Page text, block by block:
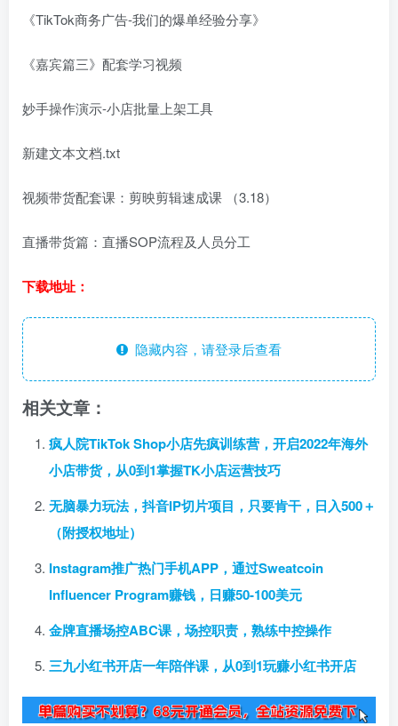
《TikTok商务广告-我们的爆单经验分享》
《嘉宾篇三》配套学习视频
妙手操作演示-小店批量上架工具
新建文本文档.txt
视频带货配套课：剪映剪辑速成课 （3.18）
直播带货篇：直播SOP流程及人员分工
下载地址：
隐藏内容，请登录后查看
相关文章：
疯人院TikTok Shop小店先疯训练营，开启2022年海外
小店带货，从0到1掌握TK小店运营技巧
无脑暴力玩法，抖音IP切片项目，只要肯干，日入500＋
（附授权地址）
Instagram推广热门手机APP，通过Sweatcoin
Influencer Program赚钱，日赚50-100美元
金牌直播场控ABC课，场控职责，熟练中控操作
三九小红书开店一年陪伴课，从0到1玩赚小红书开店